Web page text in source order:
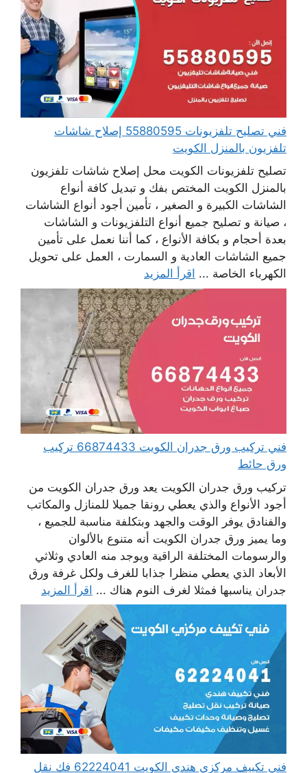
فني تصليح تلفزيونات 55880595 إصلاح شاشات
تلفزيون بالمنزل الكويت
تصليح تلفزيونات الكويت محل إصلاح شاشات تلفزيون
بالمنزل الكويت المختص بفك و تبديل كافة أنواع
الشاشات الكبيرة و الصغير ، تأمين أجود أنواع الشاشات
، صيانة و تصليح جميع أنواع التلفزيونات و الشاشات
بعدة أحجام و بكافة الأنواع ، كما أننا نعمل على تأمين
جميع الشاشات العادية و السمارت ، العمل على تحويل
الكهرباء الخاصة ... اقرأ المزيد
فني تركيب ورق جدران الكويت 66874433 تركيب
ورق حائط
تركيب ورق جدران الكويت يعد ورق جدران الكويت من
أجود الأنواع والذي يعطي رونقا جميلا للمنازل والمكاتب
والفنادق يوفر الوقت والجهد وبتكلفة مناسبة للجميع ،
وما يميز ورق جدران الكويت أنه متنوع بالألوان
والرسومات المختلفة الراقية ويوجد منه العادي وثلاثي
الأبعاد الذي يعطي منظرا جذابا للغرف ولكل غرفة ورق
جدران يناسبها فمثلا لغرف النوم هناك ... اقرأ المزيد
فني تكييف مركزي هندي الكويت 62224041 فك نقل